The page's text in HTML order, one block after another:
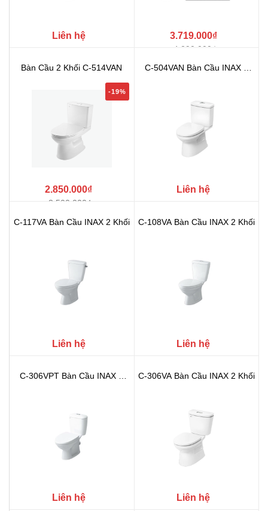
Liên hệ 3.719.000₫
4.290.000₫
Bàn Cầu 2 Khối C-514VAN
-19%
2.850.000₫
3.500.000₫
C-504VAN Bàn Cầu INAX 2
Liên hệ
C-117VA Bàn Cầu INAX 2 Khối
Liên hệ
C-108VA Bàn Cầu INAX 2 Khối
Liên hệ
C-306VPT Bàn Cầu INAX 2
Liên hệ
C-306VA Bàn Cầu INAX 2 Khối
Liên hệ